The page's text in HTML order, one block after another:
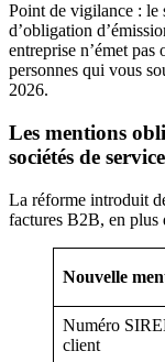
Point de vigilance : le
d’obligation
entreprise n’émet
personnes qui vous
2026.
Les mentions
sociétés de
La réforme introduit
factures B2B, en plus
Nouvelle
Numéro
client